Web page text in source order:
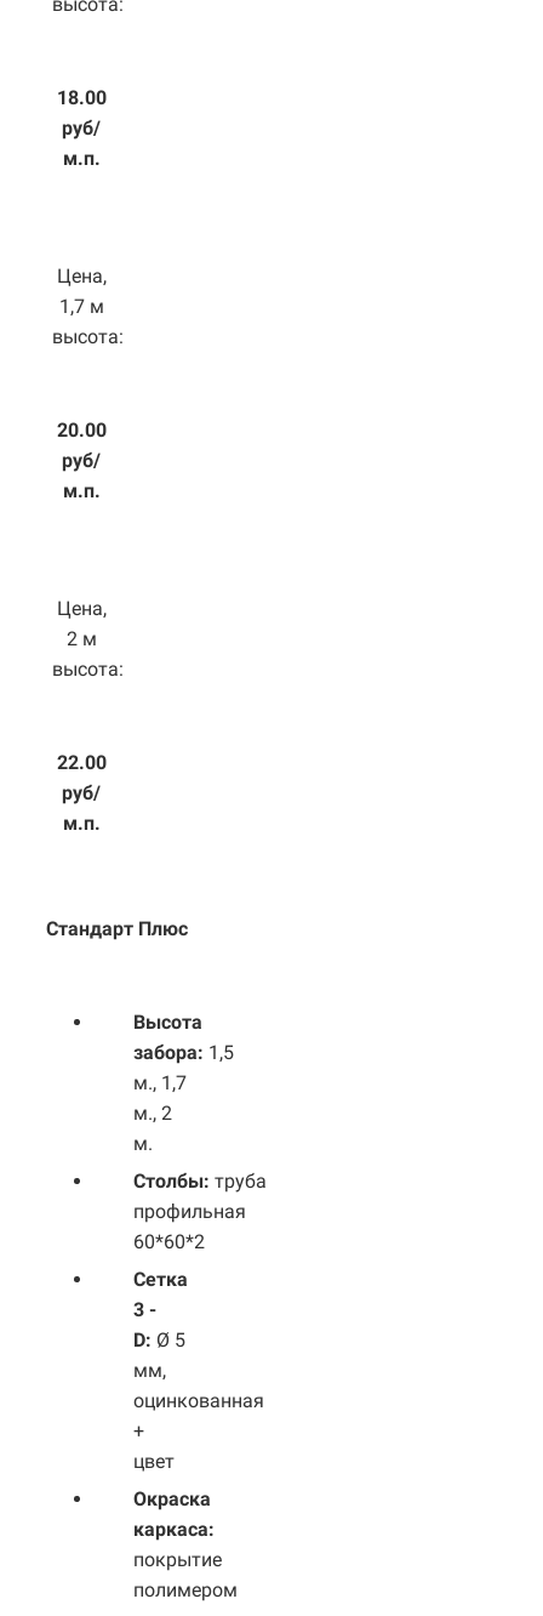
18.00
руб/
м.п.
Цена,
1,7 м
высота:
20.00
руб/
м.п.
Цена,
2 м
высота:
22.00
руб/
м.п.
Стандарт Плюс
Высота
забора: 1,5
м., 1,7
м., 2
м.
Столбы: труба
профильная
60*60*2
Сетка
3 -
D: Ø 5
мм,
оцинкованная
+
цвет
Окраска
каркаса:
покрытие
полимером